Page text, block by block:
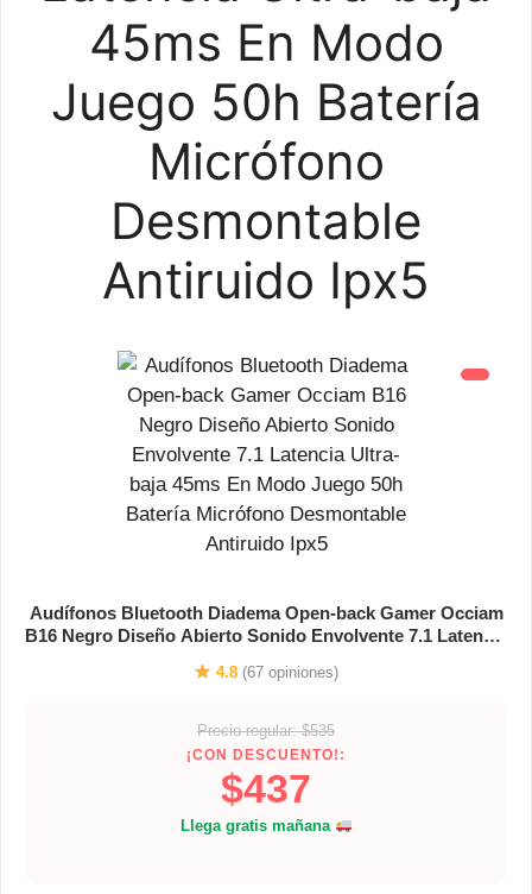
45ms En Modo
Juego 50h Batería
Micrófono
Desmontable
Antiruido Ipx5
Audífonos Bluetooth Diadema Open-back Gamer Occiam
B16 Negro Diseño Abierto Sonido Envolvente 7.1 Latencia
Desmontable Antiruido Ipx5
4.8 (67 opiniones)
Precio regular: $535
¡CON DESCUENTO!:
$437
Llega gratis mañana